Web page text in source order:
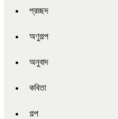
প্রচ্ছদ
অণুগল্প
অনুবাদ
কবিতা
গল্প